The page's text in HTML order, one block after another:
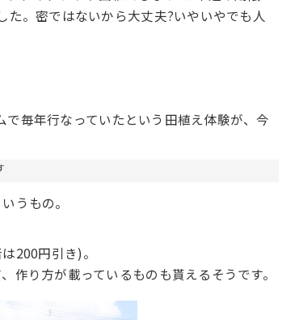
。密ではないから大丈夫?いやいやでも人
毎年行なっていたという田植え体験が、今
うもの。
200円引き)。
作り方が載っているものも貰えるそうです。